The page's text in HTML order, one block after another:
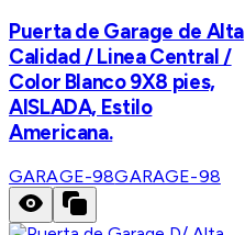
Puerta de Garage de Alta
Calidad / Linea Central /
Color Blanco 9X8 pies,
AISLADA, Estilo
Americana.
GARAGE-98GARAGE-98